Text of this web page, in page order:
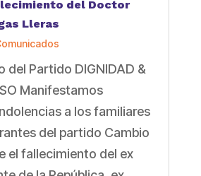
del Doctor
Lleras
del Partido DIGNIDAD &
Manifestamos
a los familiares
del partido Cambio
el fallecimiento del ex